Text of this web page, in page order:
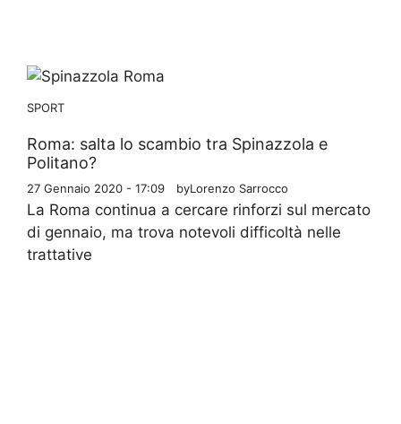
SPORT
Roma: salta lo scambio tra Spinazzola e
Politano?
27 Gennaio 2020 - 17:09 byLorenzo Sarrocco
La Roma continua a cercare rinforzi sul mercato
di gennaio, ma trova notevoli difficoltà nelle
trattative